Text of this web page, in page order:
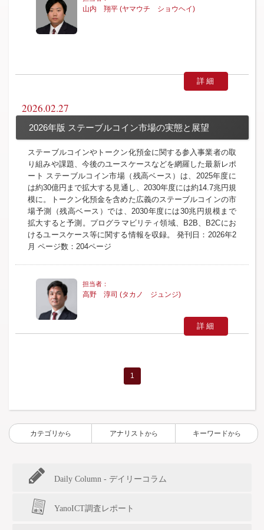
山内 翔平 (ヤマウチ ショウヘイ)
詳細
2026.02.27
2026年版 ステーブルコイン市場の実態と展望
ステーブルコインやトークン化預金に関する参入事業者の取
り組みや課題、今後のユースケースなどを網羅した最新レポ
ート ステーブルコイン市場（残高ベース）は、2025年度に
は約30億円まで拡大する見通し、2030年度には約14.7兆円規
模に。トークン化預金を含めた広義のステーブルコインの市
場予測（残高ベース）では、2030年度には30兆円規模まで
拡大すると予測。プログラマビリティ領域、B2B、B2Cにお
けるユースケース等に関する情報を収録。 発刊日：2026年2
月 ページ数：204ページ
高野 淳司 (タカノ ジュンジ)
詳細
1
カテゴリ から アナリスト から キーワードから
Daily Column - デイリーコラム
YanoICT調査レポート